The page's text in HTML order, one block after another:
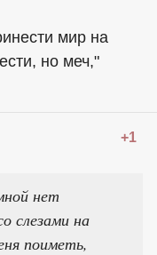
мир на
но меч,"
+1
нет
слезами на
поиметь,